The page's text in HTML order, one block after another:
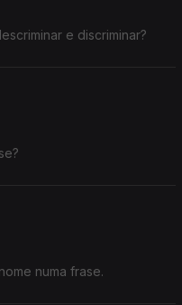
e discriminar?
numa frase.